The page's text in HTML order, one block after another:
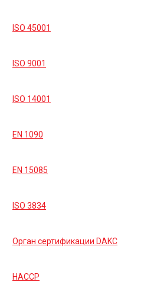
ISO 45001
ISO 9001
ISO 14001
EN 1090
EN 15085
ISO 3834
Орган сертификации DAKC
HACCP